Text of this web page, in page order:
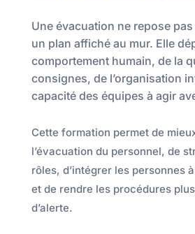
Une évacuation ne repose
un plan affiché au mur. Elle
comportement humain, de la
consignes, de l’organisation
capacité des équipes à agir
Cette formation permet de
l’évacuation du personnel, de
rôles, d’intégrer les personnes
et de rendre les procédures
d’alerte.